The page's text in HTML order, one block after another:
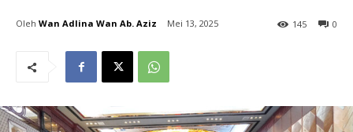
Wan Adlina Wan Ab. Aziz Mei 13, 2025 0
145